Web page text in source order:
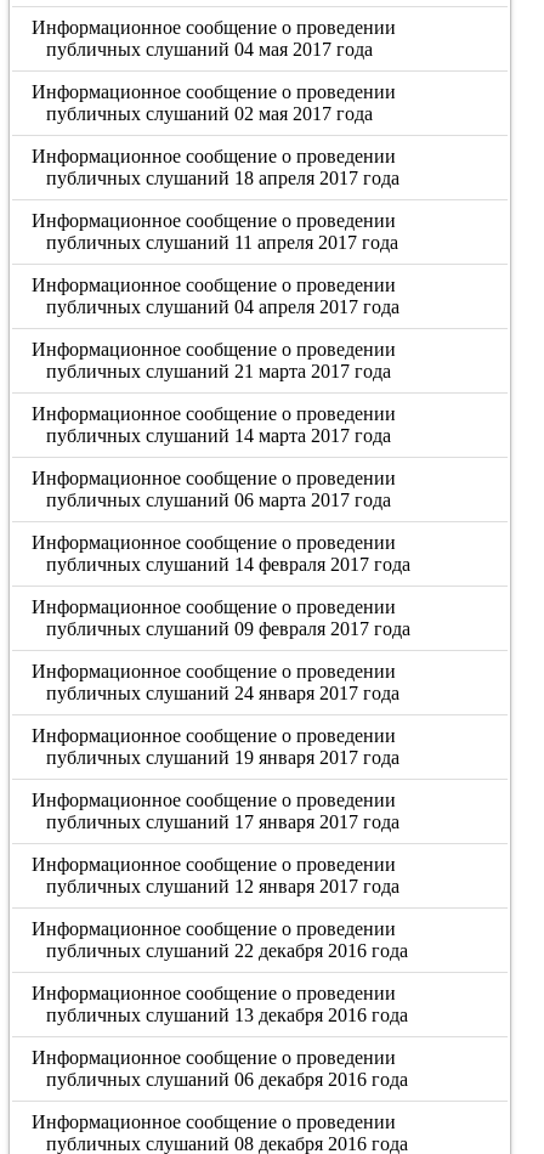
Информационное сообщение о проведении
публичных слушаний 04 мая 2017 года
Информационное сообщение о проведении
публичных слушаний 02 мая 2017 года
Информационное сообщение о проведении
публичных слушаний 18 апреля 2017 года
Информационное сообщение о проведении
публичных слушаний 11 апреля 2017 года
Информационное сообщение о проведении
публичных слушаний 04 апреля 2017 года
Информационное сообщение о проведении
публичных слушаний 21 марта 2017 года
Информационное сообщение о проведении
публичных слушаний 14 марта 2017 года
Информационное сообщение о проведении
публичных слушаний 06 марта 2017 года
Информационное сообщение о проведении
публичных слушаний 14 февраля 2017 года
Информационное сообщение о проведении
публичных слушаний 09 февраля 2017 года
Информационное сообщение о проведении
публичных слушаний 24 января 2017 года
Информационное сообщение о проведении
публичных слушаний 19 января 2017 года
Информационное сообщение о проведении
публичных слушаний 17 января 2017 года
Информационное сообщение о проведении
публичных слушаний 12 января 2017 года
Информационное сообщение о проведении
публичных слушаний 22 декабря 2016 года
Информационное сообщение о проведении
публичных слушаний 13 декабря 2016 года
Информационное сообщение о проведении
публичных слушаний 06 декабря 2016 года
Информационное сообщение о проведении
публичных слушаний 08 декабря 2016 года